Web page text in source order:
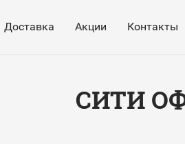
Доставка Акции Контакты
СИТИ